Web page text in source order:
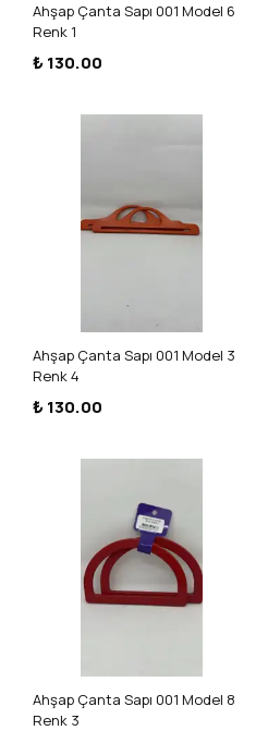
Ahşap Çanta Sapı 001 Model 6
Renk 1
₺ 130.00
Ahşap Çanta Sapı 001 Model 3
Renk 4
₺ 130.00
Ahşap Çanta Sapı 001 Model 8
Renk 3